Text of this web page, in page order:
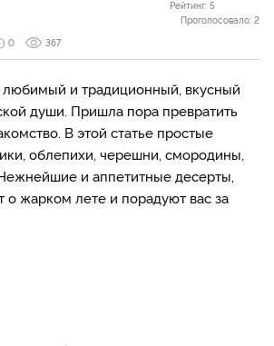
Рейтинг: 5
Проголосовало: 2
0 367
любимый и традиционный, вкусный
души. Пришла пора превратить
В этой статье простые
облепихи, черешни, смородины,
и аппетитные десерты,
о жарком лете и порадуют вас за